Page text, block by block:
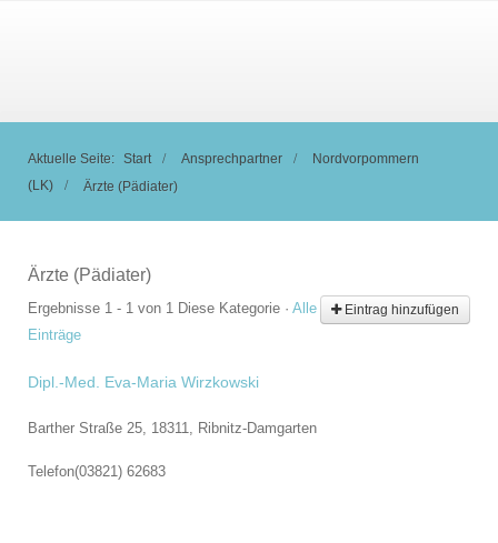
Aktuelle Seite: Start Ansprechpartner
Nordvorpommern
(LK)
Ärzte (Pädiater)
Ärzte (Pädiater)
Eintrag hinzufügen
Ergebnisse 1 - 1 von 1 Diese Kategorie · Alle
Einträge
Dipl.-Med. Eva-Maria Wirzkowski
Barther Straße 25, 18311, Ribnitz-Damgarten
Telefon(03821) 62683